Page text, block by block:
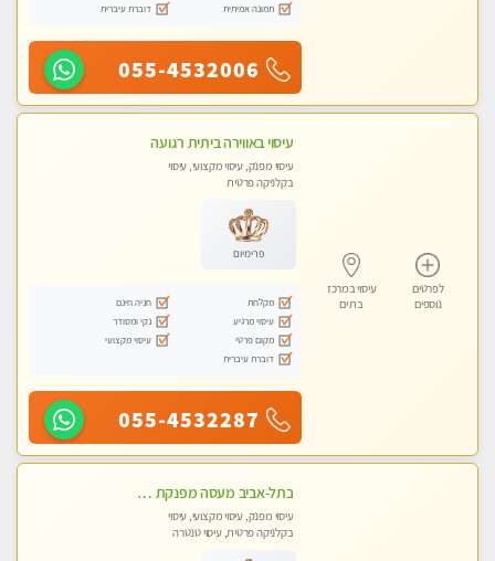
תמונה אמיתית
דוברת עיברית
055-4532006
לפרטים
נוספים
עיסוי במרכז
בת ים
עיסוי באווירה ביתית רגועה
עיסוי מפנק, עיסוי מקצועי, עיסוי
בקלניקה פרטית
פרימיום
מקלחת
חניה חינם
עיסוי מרגיע
נקי ומסודר
מקום פרטי
עיסוי מקצועי
דוברת עיברית
055-4532287
בתל-אביב מעסה מפנקת איכותית ומקצועית
עיסוי מפנק, עיסוי מקצועי, עיסוי
בקלניקה פרטית, עיסוי טנטרה